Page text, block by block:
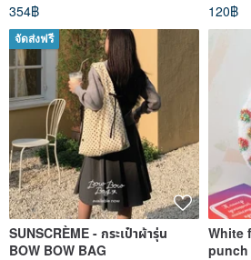
354฿
120฿
จัดส่งฟรี
SUNSCRÈME - กระเป๋าผ้ารุ่น
BOW BOW BAG
White
punch